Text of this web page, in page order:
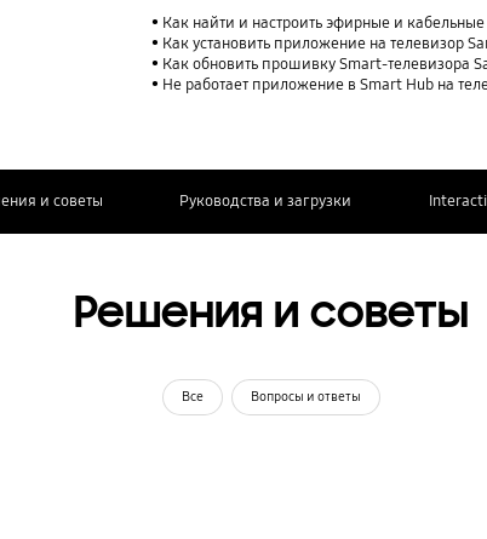
Как найти и настроить эфирные и
Как установить приложение на телевизор
Как обновить прошивку Smart-телевизора
Не работает приложение в Smart Hub на
и советы Руководства и загрузки
Решения и советы
Все Вопросы и ответы